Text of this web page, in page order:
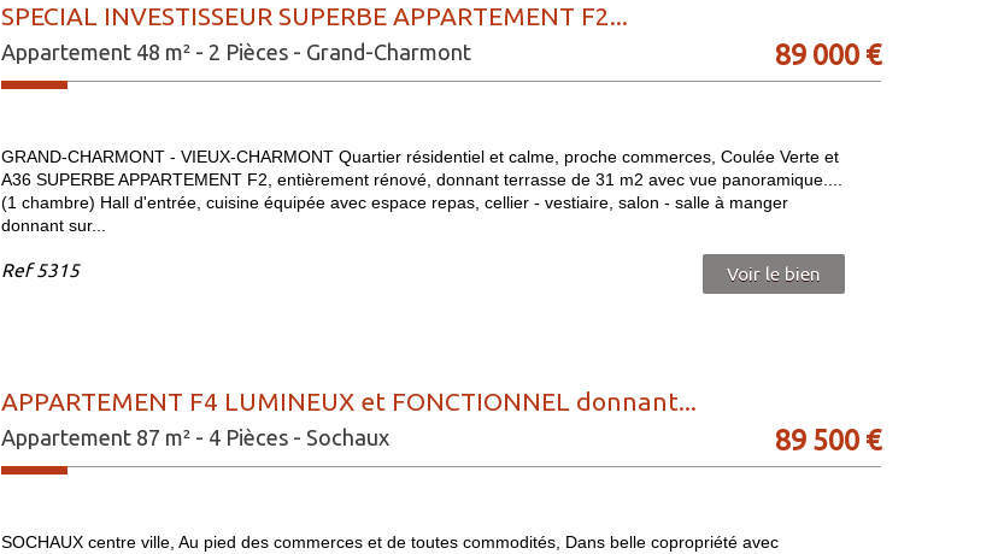
SPECIAL INVESTISSEUR SUPERBE APPARTEMENT F2...
Appartement 48 m² - 2 Pièces - Grand-Charmont 89 000 €
GRAND-CHARMONT - VIEUX-CHARMONT Quartier résidentiel et calme, proche commerces, Coulée Verte et
A36 SUPERBE APPARTEMENT F2, entièrement rénové, donnant terrasse de 31 m2 avec vue panoramique....
(1 chambre) Hall d'entrée, cuisine équipée avec espace repas, cellier - vestiaire, salon - salle à manger
donnant sur...
Ref5315 Voir le bien
APPARTEMENT F4 LUMINEUX et FONCTIONNEL donnant...
Appartement 87 m² - 4 Pièces - Sochaux 89 500 €
SOCHAUX centre ville, Au pied des commerces et de toutes commodités, Dans belle copropriété avec